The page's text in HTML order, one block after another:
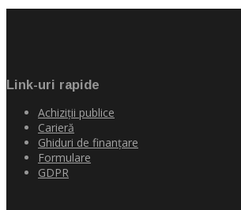
Link-uri rapide
Achiziţii publice
Carieră
Ghiduri de finanţare
Formulare
GDPR